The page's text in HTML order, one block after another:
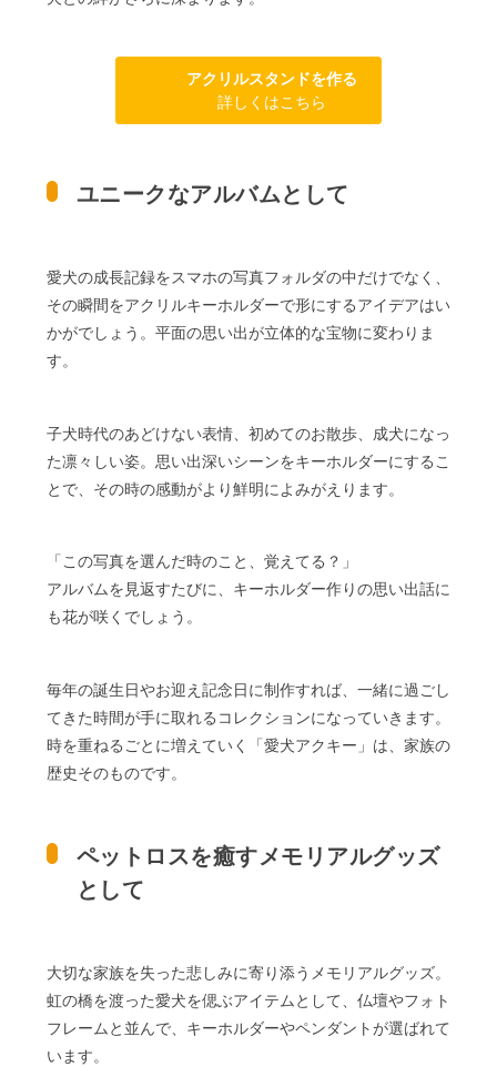
アクリルスタンドを作る
詳しくはこちら
ユニークなアルバムとして
愛犬の成長記録をスマホの写真フォルダの中だけでなく、
その瞬間をアクリルキーホルダーで形にするアイデアはい
かがでしょう。平面の思い出が立体的な宝物に変わりま
す。
子犬時代のあどけない表情、初めてのお散歩、成犬になっ
た凛々しい姿。思い出深いシーンをキーホルダーにするこ
とで、その時の感動がより鮮明によみがえります。
「この写真を選んだ時のこと、覚えてる？」
アルバムを見返すたびに、キーホルダー作りの思い出話に
も花が咲くでしょう。
毎年の誕生日やお迎え記念日に制作すれば、一緒に過ごし
てきた時間が手に取れるコレクションになっていきます。
時を重ねるごとに増えていく「愛犬アクキー」は、家族の
歴史そのものです。
ペットロスを癒すメモリアルグッズ
として
大切な家族を失った悲しみに寄り添うメモリアルグッズ。
虹の橋を渡った愛犬を偲ぶアイテムとして、仏壇やフォト
フレームと並んで、キーホルダーやペンダントが選ばれて
います。